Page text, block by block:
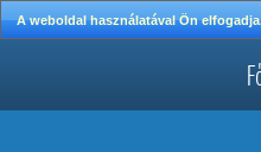
A weboldal használatával Ön